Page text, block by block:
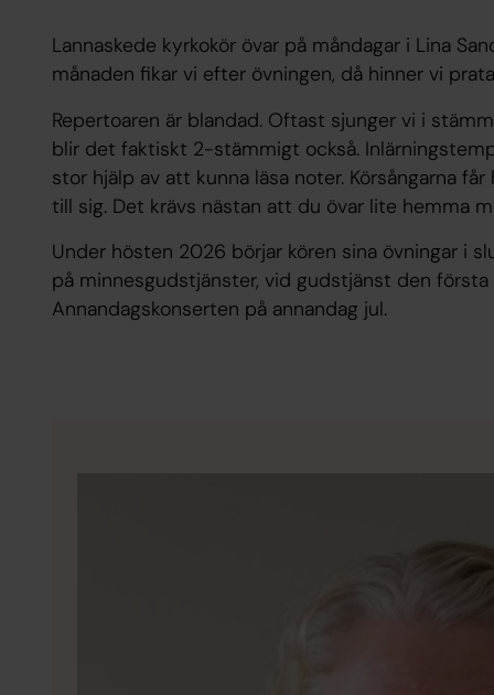
Lannaskede kyrkokör övar på måndagar i Lina
månaden fikar vi efter övningen, då hinner vi
Repertoaren är blandad. Oftast sjunger vi i
blir det faktiskt 2-stämmigt också.
stor hjälp av att kunna läsa noter. Körsångarna
till sig. Det krävs nästan att du övar lite hemma
Under hösten 2026 börjar kören sina övningar i
på minnesgudstjänster, vid gudstjänst den
Annandagskonserten på annandag jul.